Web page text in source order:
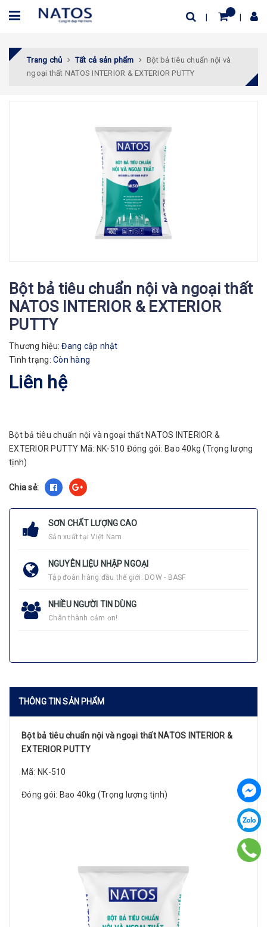
Trang chủ Tất cả sản phẩm
Bột bả tiêu chuẩn nội và
ngoại thất NATOS INTERIOR & EXTERIOR PUTTY
Bột bả tiêu chuẩn nội và ngoại thất
NATOS INTERIOR & EXTERIOR
PUTTY
Thương hiệu: Đang cập nhật
Tình trạng: Còn hàng
Liên hệ
Bột bả tiêu chuẩn nội và ngoại thất NATOS INTERIOR &
EXTERIOR PUTTY Mã: NK-510 Đóng gói: Bao 40kg (Trọng lượng
tịnh)
Chia sẻ:
SƠN CHẤT LƯỢNG CAO
Sản xuất tại Việt Nam
NGUYÊN LIỆU NHẬP NGOẠI
Tập đoàn hàng đầu thế giới: DOW - BASF
NHIỀU NGƯỜI TIN DÙNG
Chân thành cảm ơn!
THÔNG TIN SẢN PHẨM
Bột bả tiêu chuẩn nội và ngoại thất NATOS INTERIOR &
EXTERIOR PUTTY
Mã: NK-510
Đóng gói: Bao 40kg (Trọng lượng tịnh)